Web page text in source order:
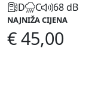
D C 68 dB
NAJNIŽA CIJENA
€ 45,00